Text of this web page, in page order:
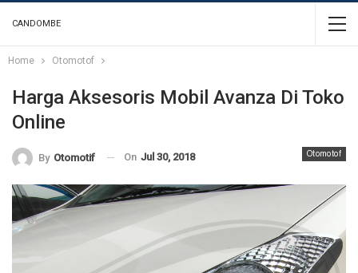
CANDOMBE
Home Otomotof
Harga Aksesoris Mobil Avanza Di Toko
Online
Otomotof
By Otomotif On Jul 30, 2018